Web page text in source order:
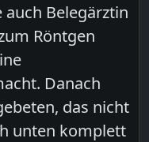
Belegärztin
Röntgen
Danach
das nicht
unten komplett